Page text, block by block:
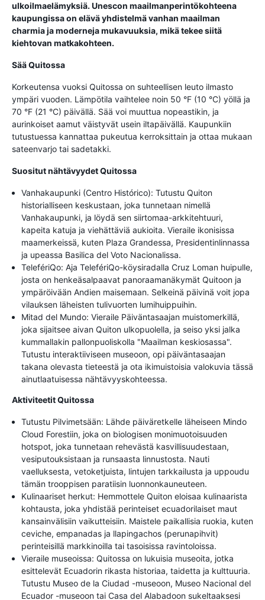
ulkoilmaelämyksiä. Unescon maailmanperintökohteena
kaupungissa on elävä yhdistelmä vanhan maailman
charmia ja moderneja mukavuuksia, mikä tekee siitä
kiehtovan matkakohteen.
Sää Quitossa
Korkeutensa vuoksi Quitossa on suhteellisen leuto ilmasto
ympäri vuoden. Lämpötila vaihtelee noin 50 °F (10 °C) yöllä ja
70 °F (21 °C) päivällä. Sää voi muuttua nopeastikin, ja
aurinkoiset aamut väistyvät usein iltapäivällä. Kaupunkiin
tutustuessa kannattaa pukeutua kerroksittain ja ottaa mukaan
sateenvarjo tai sadetakki.
Suositut nähtävyydet Quitossa
Vanhakaupunki (Centro Histórico): Tutustu Quiton
historialliseen keskustaan, joka tunnetaan nimellä
Vanhakaupunki, ja löydä sen siirtomaa-arkkitehtuuri,
kapeita katuja ja viehättäviä aukioita. Vieraile ikonisissa
maamerkeissä, kuten Plaza Grandessa, Presidentinlinnassa
ja upeassa Basilica del Voto Nacionalissa.
TelefériQo: Aja TelefériQo-köysiradalla Cruz Loman huipulle,
josta on henkeäsalpaavat panoraamanäkymät Quitoon ja
ympäröivään Andien maisemaan. Selkeinä päivinä voit jopa
vilauksen läheisten tulivuorten lumihuippuihin.
Mitad del Mundo: Vieraile Päiväntasaajan muistomerkillä,
joka sijaitsee aivan Quiton ulkopuolella, ja seiso yksi jalka
kummallakin pallonpuoliskolla "Maailman keskiosassa".
Tutustu interaktiiviseen museoon, opi päiväntasaajan
takana olevasta tieteestä ja ota ikimuistoisia valokuvia tässä
ainutlaatuisessa nähtävyyskohteessa.
Aktiviteetit Quitossa
Tutustu Pilvimetsään: Lähde päiväretkelle läheiseen Mindo
Cloud Forestiin, joka on biologisen monimuotoisuuden
hotspot, joka tunnetaan rehevästä kasvillisuudestaan,
vesiputouksistaan ja runsaasta linnustosta. Nauti
vaelluksesta, vetoketjuista, lintujen tarkkailusta ja uppoudu
tämän trooppisen paratiisin luonnonkauneuteen.
Kulinaariset herkut: Hemmottele Quiton eloisaa kulinaarista
kohtausta, joka yhdistää perinteiset ecuadorilaiset maut
kansainvälisiin vaikutteisiin. Maistele paikallisia ruokia, kuten
ceviche, empanadas ja llapingachos (perunapihvit)
perinteisillä markkinoilla tai tasoisissa ravintoloissa.
Vieraile museoissa: Quitossa on lukuisia museoita, jotka
esittelevät Ecuadorin rikasta historiaa, taidetta ja kulttuuria.
Tutustu Museo de la Ciudad -museoon, Museo Nacional del
Ecuador -museoon tai Casa del Alabadoon sukeltaaksesi